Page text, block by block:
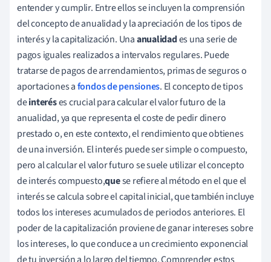
entender y cumplir. Entre ellos se incluyen la comprensión
del concepto de anualidad y la apreciación de los tipos de
interés y la capitalización. Unaanualidades una serie de
pagos iguales realizados a intervalos regulares. Puede
tratarse de pagos de arrendamientos, primas de seguros o
aportaciones afondos de pensiones. El concepto de tipos
deinteréses crucial para calcular el valor futuro de la
anualidad, ya que representa el coste de pedir dinero
prestado o, en este contexto, el rendimiento que obtienes
de una inversión. El interés puede ser simple o compuesto,
pero al calcular el valor futuro se suele utilizar el concepto
de interés compuesto,quese refiere al método en el que el
interés se calcula sobre el capital inicial, que también incluye
todos los intereses acumulados de periodos anteriores. El
poder de la capitalización proviene de ganar intereses sobre
los intereses, lo que conduce a un crecimiento exponencial